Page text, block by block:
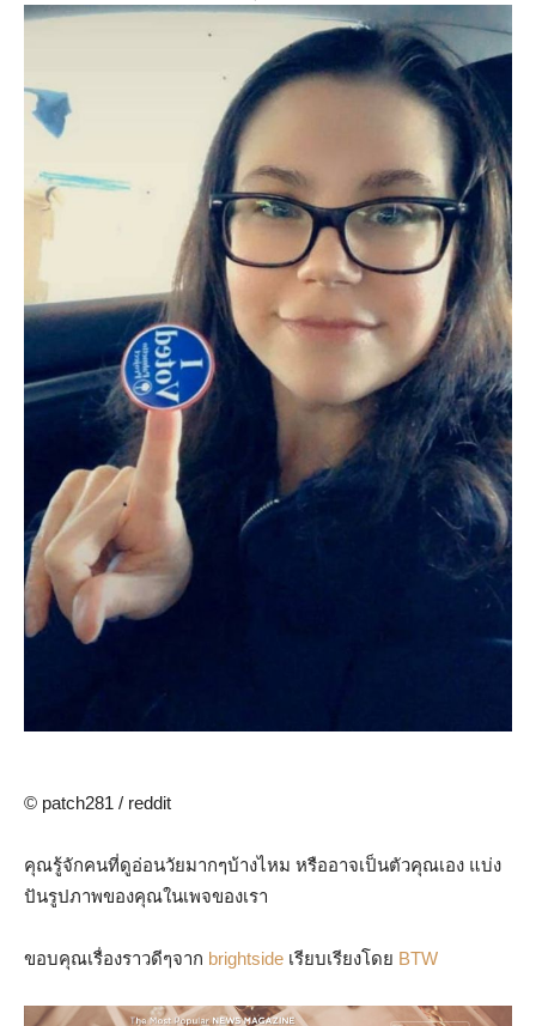
© patch281 / reddit
คุณรู้จักคนที่ดูอ่อนวัยมากๆบ้างไหม หรืออาจเป็นตัวคุณเอง แบ่ง
ปันรูปภาพของคุณในเพจของเรา
ขอบคุณเรื่องราวดีๆจาก brightside เรียบเรียงโดย BTW